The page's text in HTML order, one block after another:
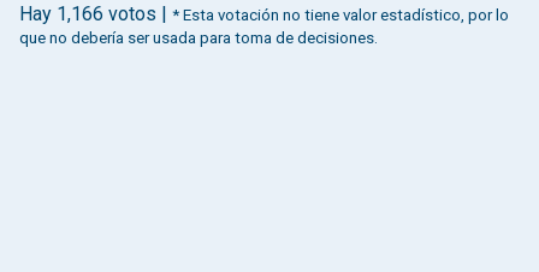
Hay 1,166 votos | * Esta votación no tiene valor estadístico, por lo
que no debería ser usada para toma de decisiones.